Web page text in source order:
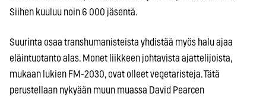
Siihen kuuluu noin 6 000 jäsentä.
Suurinta osaa transhumanisteista yhdistää myös halu ajaa
eläintuotanto alas. Monet liikkeen johtavista ajattelijoista,
mukaan lukien FM-2030, ovat olleet vegetaristeja. Tätä
perustellaan nykyään muun muassa David Pearcen